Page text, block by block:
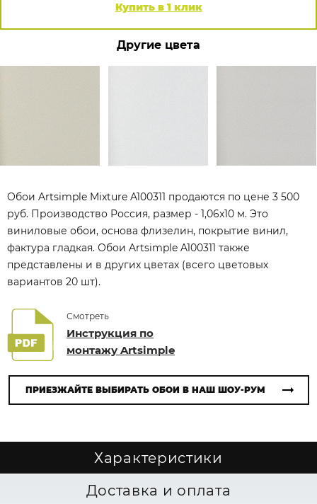
Купить в 1 клик
Другие цвета
Обои Artsimple Mixture A100311 продаются по цене 3 500
руб. Производство Россия, размер - 1,06x10 м. Это
виниловые обои, основа флизелин, покрытие винил,
фактура гладкая. Обои Artsimple A100311 также
представлены и в других цветах (всего цветовых
вариантов 20 шт).
Смотреть
Инструкция по
монтажу Artsimple
ПРИЕЗЖАЙТЕ ВЫБИРАТЬ ОБОИ В НАШ ШОУ-РУМ
Характеристики
Доставка и оплата